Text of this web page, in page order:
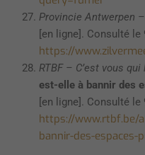
Provincie Antwerpen
[en ligne]. Consulté le
https://
RTBF – C’est vous
est-elle à bannir des
[en ligne]. Consulté le
https://www.rtbf.be/
bannir-des-espaces-